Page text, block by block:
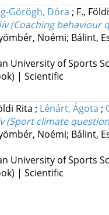
Görögh, Dóra ; F.,
(Coaching behaviour
Noémi; Bálint,
University of Sports
| Scientific
Rita ; Lénárt, Ágota ;
(Sport climate
Noémi; Bálint,
University of Sports
| Scientific